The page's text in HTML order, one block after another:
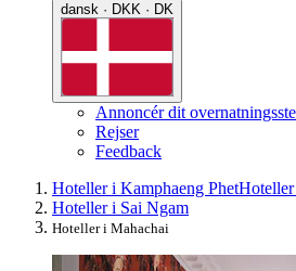
dansk · DKK · DK
Annoncér dit
Rejser
Feedback
Hoteller i Kamphaeng Phet
Hoteller i Sai Ngam
Hoteller i Mahachai